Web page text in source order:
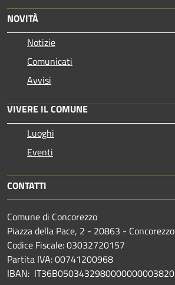
NOVITÀ
Notizie
Comunicati
Avvisi
VIVERE IL COMUNE
Luoghi
Eventi
CONTATTI
Comune di Concorezzo
Piazza della Pace, 2 - 20863 - Concorezzo
Codice Fiscale: 03032720157
Partita IVA: 00741200968
IBAN: IT36B0503432980000000003820